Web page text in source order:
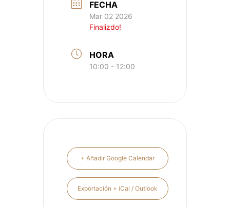
FECHA
Mar 02 2026
Finalizdo!
HORA
10:00 - 12:00
+ Añadir Google Calendar
Exportación + iCal / Outlook